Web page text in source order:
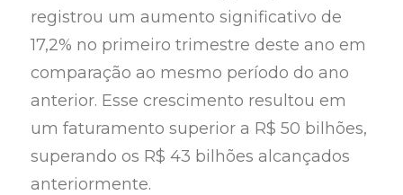
registrou um aumento significativo de
17,2% no primeiro trimestre deste ano em
comparação ao mesmo período do ano
anterior. Esse crescimento resultou em
um faturamento superior a R$ 50 bilhões,
superando os R$ 43 bilhões alcançados
anteriormente.